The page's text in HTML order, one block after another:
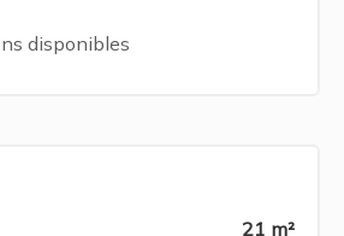
disponibles
21 m²